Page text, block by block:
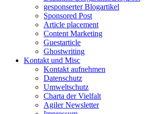
gesponserter Blogartikel
Sponsored Post
Article placement
Content Marketing
Guestarticle
Ghostwriting
Kontakt und Misc
Kontakt aufnehmen
Datenschutz
Umweltschutz
Charta der Vielfalt
Agiler Newsletter